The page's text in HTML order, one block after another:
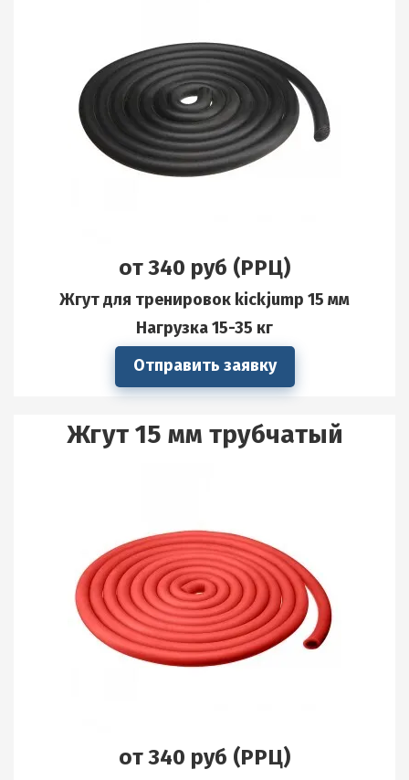
от 340 руб (РРЦ)
Жгут для тренировок kickjump 15 мм
Нагрузка 15-35 кг
Отправить заявку
Жгут 15 мм трубчатый
от 340 руб (РРЦ)